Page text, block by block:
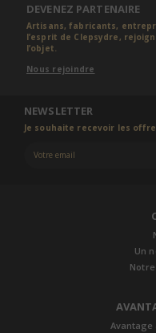
DEVENEZ PARTENAIRE
Artisans, fabricants,
l’esprit de Clepsydre,
l’objet.
Nous rejoindre
NEWSLETTER
Je souhaite recevoir les
Un
Avantage